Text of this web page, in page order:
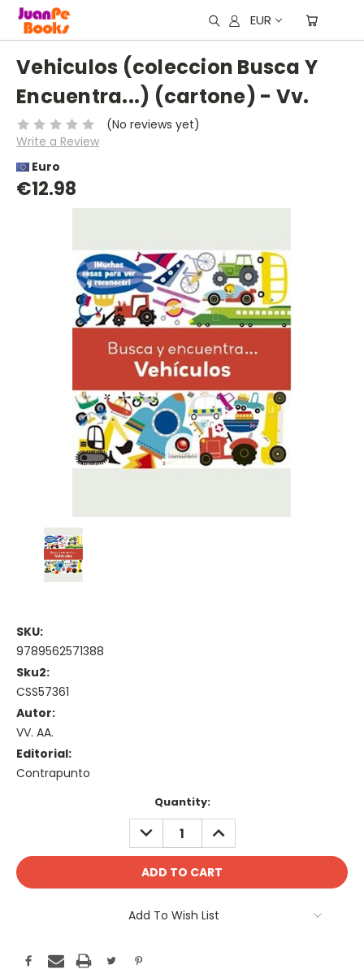
EUR
Vehiculos (coleccion Busca Y
Encuentra...) (cartone) - Vv.
(No reviews yet)
Write a Review
Euro
€12.98
SKU:
9789562571388
Sku2:
CSS57361
Autor:
VV. AA.
Editorial:
Contrapunto
Quantity:
DECREASE
QUANTITY:
INCREASE
QUANTITY:
Add To Wish List